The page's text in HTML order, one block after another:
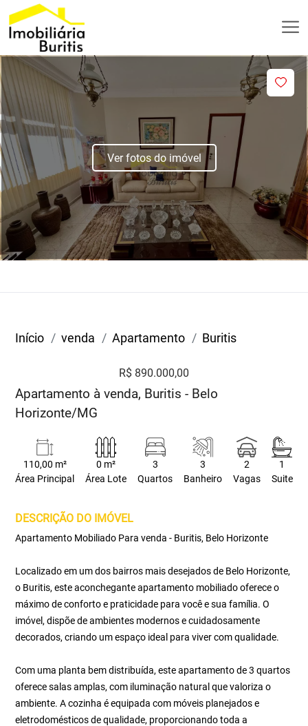
Ver fotos do imóvel
Início venda Apartamento Buritis
R$ 890.000,00
Apartamento à venda, Buritis - Belo
Horizonte/MG
110,00 m²
Área Principal
0 m²
Área Lote
3
Quartos
3
Banheiro
2
Vagas
1
Suite
DESCRIÇÃO DO IMÓVEL
Apartamento Mobiliado Para venda - Buritis, Belo Horizonte
Localizado em um dos bairros mais desejados de Belo Horizonte,
o Buritis, este aconchegante apartamento mobiliado oferece o
máximo de conforto e praticidade para você e sua família. O
imóvel, dispõe de ambientes modernos e cuidadosamente
decorados, criando um espaço ideal para viver com qualidade.
Com uma planta bem distribuída, este apartamento de 3 quartos
oferece salas amplas, com iluminação natural que valoriza o
ambiente. A cozinha é equipada com móveis planejados e
eletrodomésticos de qualidade, proporcionando toda a